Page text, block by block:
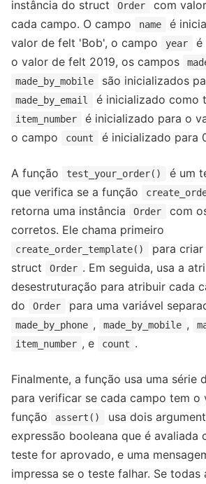
instância do struct
Order
com
cada campo. O campo
name
é
valor de felt 'Bob', o campo
year
é
o valor de felt 2019, os campos
made_by_mobile são inicializados
made_by_email é inicializado como
item_number
é inicializado para o
o campo
count é inicializado para
A função test_your_order()
é um
que verifica se a função
retorna uma instância Order
com
corretos. Ele chama primeiro
create_order_template()
para
struct
Order . Em seguida, usa a
desestruturação para atribuir cada
do
Order para uma variável
made_by_phone , made_by_mobile ,
item_number , e count .
Finalmente, a função usa uma série
para verificar se cada campo tem o
função
assert()
usa dois
expressão booleana que é avaliada
teste for aprovado, e uma
impressa se o teste falhar. Se todas